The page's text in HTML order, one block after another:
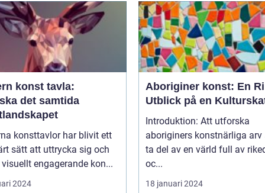
konst tavla:
det samtida
konsttavlor har blivit ett
sätt att uttrycka sig och
engagerande kon...
2024
Aboriginer konst: En
Utblick på en
Introduktion: Att utforska
aboriginers konstnärliga arv
ta del av en värld full av
oc...
18 januari 2024